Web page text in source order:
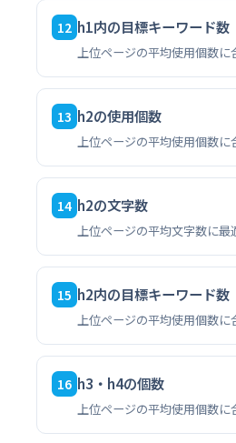
12 h1内の目標キーワード数
上位ページの平均使用個数に
13 h2の使用個数
上位ページの平均使用個数に
14 h2の文字数
上位ページの平均文字数に最
15 h2内の目標キーワード数
上位ページの平均使用個数に
16 h3・h4の個数
上位ページの平均使用個数に